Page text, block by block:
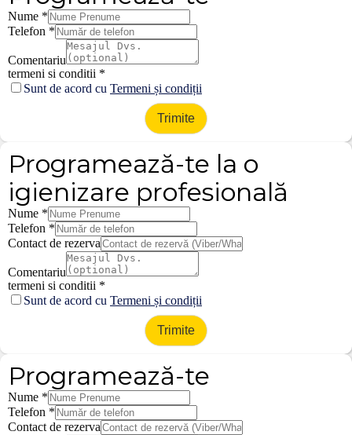
Nume *
Telefon *
Comentariu
termeni si conditii *
Sunt de acord cu Termeni și condiții
Trimite
Programează-te la o
igienizare profesională
Nume *
Telefon *
Contact de rezerva
Comentariu
termeni si conditii *
Sunt de acord cu Termeni și condiții
Trimite
Programează-te
Nume *
Telefon *
Contact de rezerva